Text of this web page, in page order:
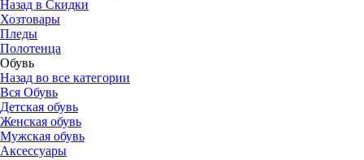
Назад в Скидки
Хозтовары
Пледы
Полотенца
Обувь
Назад во все категории
Вся Обувь
Детская обувь
Женская обувь
Мужская обувь
Аксессуары